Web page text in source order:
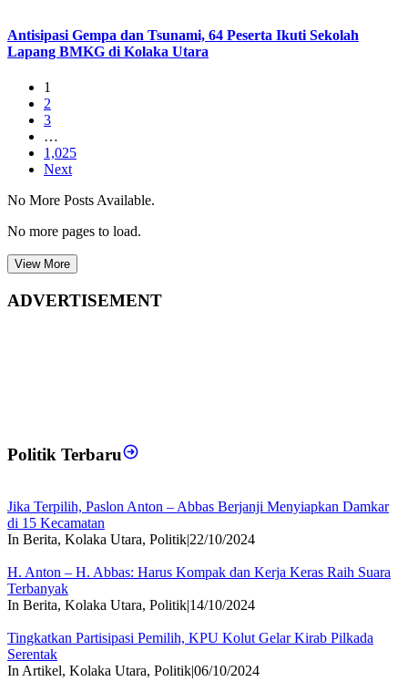
Antisipasi Gempa dan Tsunami, 64 Peserta Ikuti Sekolah
Lapang BMKG di Kolaka Utara
1
2
3
…
1,025
Next
No More Posts Available.
No more pages to load.
View More
ADVERTISEMENT
Politik Terbaru
Jika Terpilih, Paslon Anton – Abbas Berjanji Menyiapkan Damkar
di 15 Kecamatan
In Berita, Kolaka Utara, Politik|22/10/2024
H. Anton – H. Abbas: Harus Kompak dan Kerja Keras Raih Suara
Terbanyak
In Berita, Kolaka Utara, Politik|14/10/2024
Tingkatkan Partisipasi Pemilih, KPU Kolut Gelar Kirab Pilkada
Serentak
In Artikel, Kolaka Utara, Politik|06/10/2024